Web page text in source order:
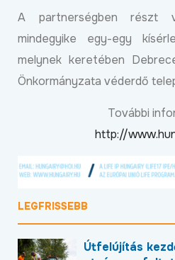
A partnerségben részt
mindegyike egy-egy
melynek keretében
Önkormányzata véderdő
További
http://
LEGFRISSEBB
Útfelújítás